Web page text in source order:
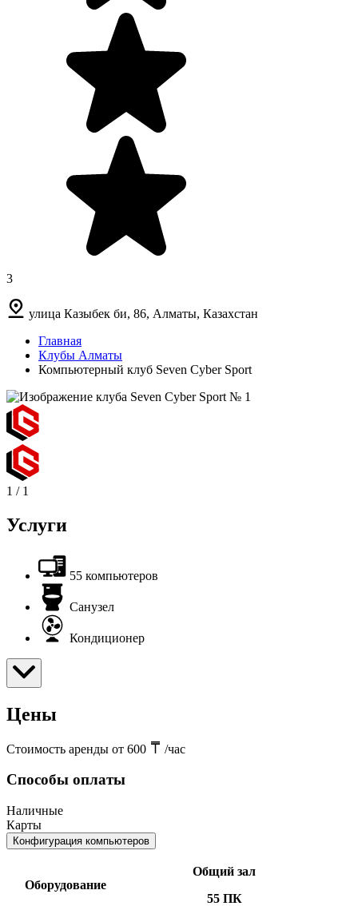
3
улица Казыбек би, 86, Алматы, Казахстан
Главная
Клубы Алматы
Компьютерный клуб Seven Cyber Sport
1 / 1
Услуги
55 компьютеров
Санузел
Кондиционер
Цены
Стоимость аренды от 600 /час
Способы оплаты
Наличные
Карты
Конфигурация компьютеров
Оборудование
Общий зал
55 ПК